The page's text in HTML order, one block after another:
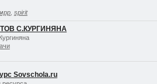
, spirit
С.КУРГИНЯНА
Sovschola.ru